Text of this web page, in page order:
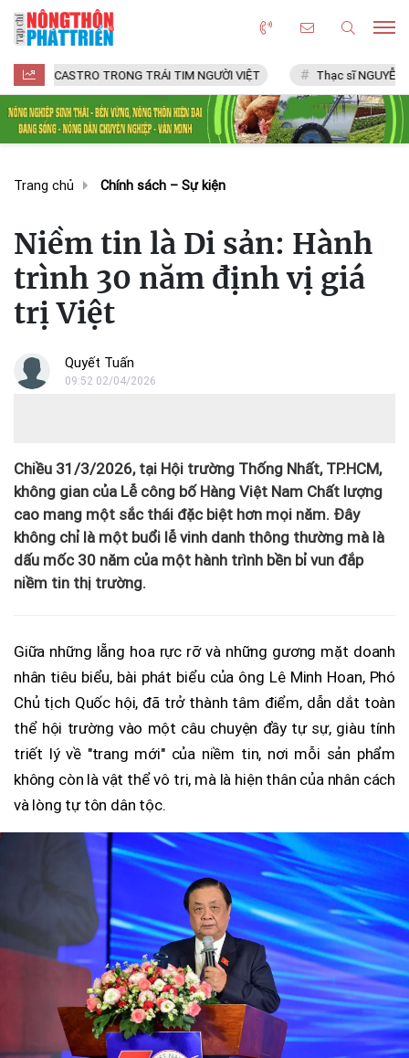
TRONG TRÁI TIM NGƯỜI VIỆT Thạc sĩ NGUYỄN VĂN CHÍ
Trang chủ Chính sách – Sự kiện
Niềm tin là Di sản: Hành
trình 30 năm định vị giá
trị Việt
Quyết Tuấn
09:52 02/04/2026
Chiều 31/3/2026, tại Hội trường Thống Nhất, TP.HCM,
không gian của Lễ công bố Hàng Việt Nam Chất lượng
cao mang một sắc thái đặc biệt hơn mọi năm. Đây
không chỉ là một buổi lễ vinh danh thông thường mà là
dấu mốc 30 năm của một hành trình bền bỉ vun đắp
niềm tin thị trường.
Giữa những lẵng hoa rực rỡ và những gương mặt doanh
nhân tiêu biểu, bài phát biểu của ông Lê Minh Hoan, Phó
Chủ tịch Quốc hội, đã trở thành tâm điểm, dẫn dắt toàn
thể hội trường vào một câu chuyện đầy tự sự, giàu tính
triết lý về "trang mới" của niềm tin, nơi mỗi sản phẩm
không còn là vật thể vô tri, mà là hiện thân của nhân cách
và lòng tự tôn dân tộc.